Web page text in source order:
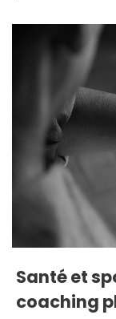
Santé et
coaching